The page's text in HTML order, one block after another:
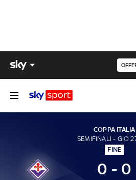
COPPA ITALIA
SEMIFINALI - GIO
FINE
0 - 0